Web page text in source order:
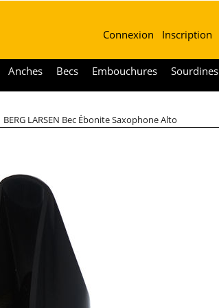
Connexion Inscription
Anches Becs Embouchures Sourdines
BERG LARSEN Bec Ébonite Saxophone Alto